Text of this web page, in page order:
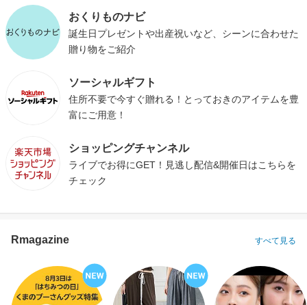
おくりものナビ
誕生日プレゼントや出産祝いなど、シーンに合わせた
贈り物をご紹介
ソーシャルギフト
住所不要で今すぐ贈れる！とっておきのアイテムを豊
富にご用意！
ショッピングチャンネル
ライブでお得にGET！見逃し配信&開催日はこちらを
チェック
Rmagazine すべて見る